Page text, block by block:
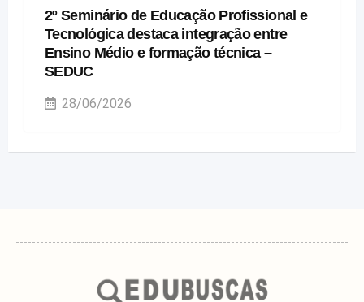
2º Seminário de Educação Profissional e
Tecnológica destaca integração entre
Ensino Médio e formação técnica –
SEDUC
28/06/2026